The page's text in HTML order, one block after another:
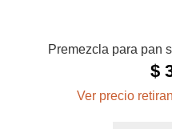
Premezcla para pan
$
Ver precio